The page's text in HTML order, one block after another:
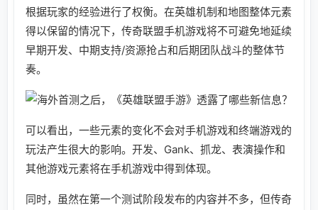
根据玩家的经验进行了权衡。在英雄机制和地图整体元素
得以保留的情况下，传奇联盟手机游戏将不可避免地延续
早期开发、中期支持/资源抢占和后期团队战斗的整体节
奏。
可以看出，一些元素的变化不会对手机游戏和终端游戏的
玩法产生很大的影响。开发、Gank、抓龙、表演操作和
其他游戏元素将在手机游戏中得到体现。
同时，虽然在第一个测试阶段发布的内容并不多，但传奇